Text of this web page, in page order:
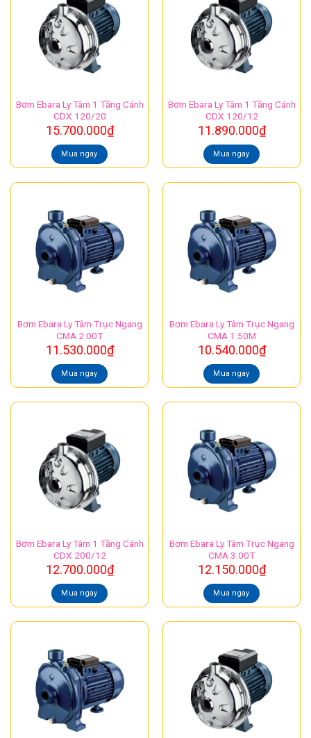
Bơm Ebara Ly Tâm 1 Tầng Cánh
CDX 120/20
15.700.000₫
Mua ngay
Bơm Ebara Ly Tâm 1 Tầng Cánh
CDX 120/12
11.890.000₫
Mua ngay
Bơm Ebara Ly Tâm Trục Ngang
CMA 2.00T
11.530.000₫
Mua ngay
Bơm Ebara Ly Tâm Trục Ngang
CMA 1.50M
10.540.000₫
Mua ngay
Bơm Ebara Ly Tâm 1 Tầng Cánh
CDX 200/12
12.700.000₫
Mua ngay
Bơm Ebara Ly Tâm Trục Ngang
CMA 3.00T
12.150.000₫
Mua ngay